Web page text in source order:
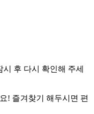
후 다시 확인해 주세
! 즐겨찾기 해두시면 편